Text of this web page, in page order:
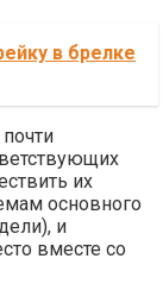
в брелке
их
основного
и
вместе со